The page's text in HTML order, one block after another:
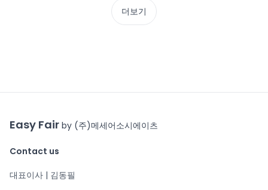
더보기
Easy Fair by (주)메세어소시에이츠
Contact us
대표이사 | 김동필